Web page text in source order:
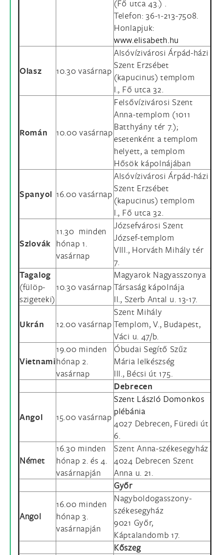
(Fő utca 43.) .
Telefon: 36-1-213-7508.
Honlapjuk:
www.elisabeth.hu
Olasz 10.30 vasárnap
Alsóvízivárosi Árpád-házi
Szent Erzsébet
(kapucinus) templom
I., Fő utca 32.
Román 10.00 vasárnap
Felsővízivárosi Szent
Anna-templom (1011
Batthyány tér 7.);
esetenként a templom
helyett, a templom
Hősök kápolnájában
Spanyol 16.00 vasárnap
Alsóvízivárosi Árpád-házi
Szent Erzsébet
(kapucinus) templom
I., Fő utca 32.
Szlovák
11.30 minden
hónap 1.
vasárnap
Józsefvárosi Szent
József-templom
VIII., Horváth Mihály tér
7.
Tagalog
(fülöp-
szigeteki)
10.30 vasárnap
Magyarok Nagyasszonya
Társaság kápolnája
II., Szerb Antal u. 13-17.
Ukrán 12.00 vasárnap
Szent Mihály
Templom, V., Budapest,
Váci u. 47/b.
Vietnami
19.00 minden
hónap 2.
vasárnap
Óbudai Segítő Szűz
Mária lelkészség
III., Bécsi út 175.
Debrecen
Angol 15.00 vasárnap
Szent László Domonkos
plébánia
4027 Debrecen, Füredi út
6.
Német
16.30 minden
hónap 2. és 4.
vasárnapján
Szent Anna-székesegyház
4024 Debrecen Szent
Anna u. 21.
Győr
Angol
16.00 minden
hónap 3.
vasárnapján
Nagyboldogasszony-
székesegyház
9021 Győr,
Káptalandomb 17.
Kőszeg